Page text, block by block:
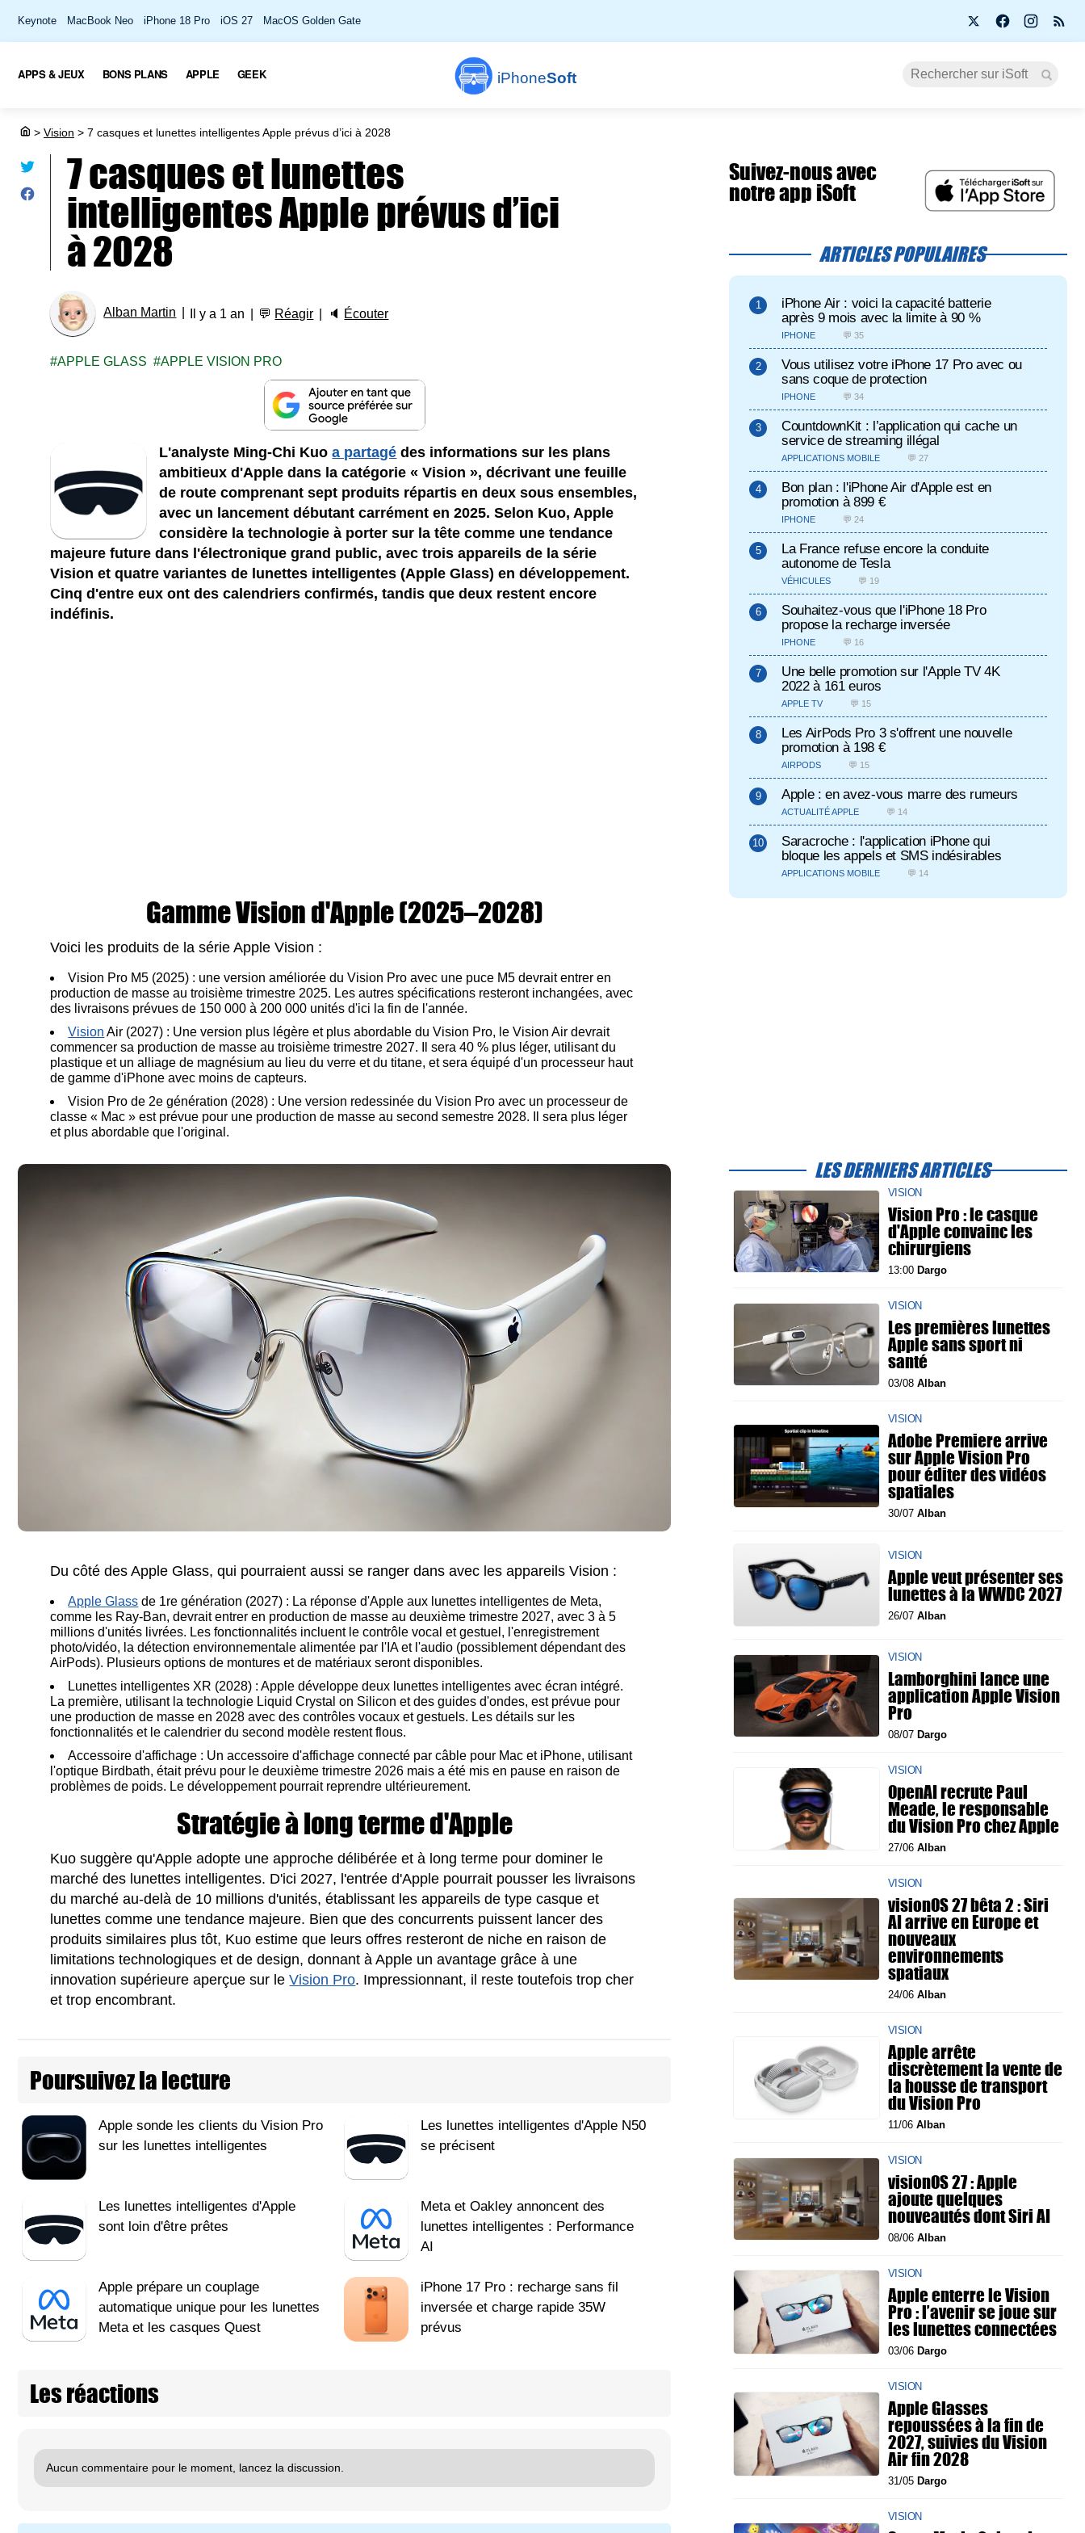
Keynote MacBook Neo iPhone 18 Pro iOS 27 MacOS Golden Gate
iPhoneSoft
APPS & JEUX BONS PLANS APPLE GEEK
> Vision > 7 casques et lunettes intelligentes Apple prévus d’ici à 2028
7 casques et lunettes
intelligentes Apple prévus d’ici
à 2028
Alban Martin Il y a 1 an 💬 Réagir 🔈 Écouter
APPLE GLASS APPLE VISION PRO
L'analyste Ming-Chi Kuoa partagé des informations sur les plans
ambitieux d'Apple dans la catégorie « Vision », décrivant une feuille
de route comprenant sept produits répartis en deux sous ensembles,
avec un lancement débutant carrément en 2025. Selon Kuo, Apple
considère la technologie à porter sur la tête comme une tendance
majeure future dans l'électronique grand public, avec trois appareils de la série
Vision et quatre variantes de lunettes intelligentes (Apple Glass) en développement.
Cinq d'entre eux ont des calendriers confirmés, tandis que deux restent encore
indéfinis.
Gamme Vision d'Apple (2025–2028)
Voici les produits de la série Apple Vision :
Vision Pro M5 (2025) : une version améliorée du Vision Pro avec une puce M5 devrait entrer en
production de masse au troisième trimestre 2025. Les autres spécifications resteront inchangées, avec
des livraisons prévues de 150 000 à 200 000 unités d'ici la fin de l'année.
Vision Air (2027) : Une version plus légère et plus abordable du Vision Pro, le Vision Air devrait
commencer sa production de masse au troisième trimestre 2027. Il sera 40 % plus léger, utilisant du
plastique et un alliage de magnésium au lieu du verre et du titane, et sera équipé d'un processeur haut
de gamme d'iPhone avec moins de capteurs.
Vision Pro de 2e génération (2028) : Une version redessinée du Vision Pro avec un processeur de
classe « Mac » est prévue pour une production de masse au second semestre 2028. Il sera plus léger
et plus abordable que l'original.
Du côté des Apple Glass, qui pourraient aussi se ranger dans avec les appareils Vision :
Apple Glass de 1re génération (2027) : La réponse d'Apple aux lunettes intelligentes de Meta,
comme les Ray-Ban, devrait entrer en production de masse au deuxième trimestre 2027, avec 3 à 5
millions d'unités livrées. Les fonctionnalités incluent le contrôle vocal et gestuel, l'enregistrement
photo/vidéo, la détection environnementale alimentée par l'IA et l'audio (possiblement dépendant des
AirPods). Plusieurs options de montures et de matériaux seront disponibles.
Lunettes intelligentes XR (2028) : Apple développe deux lunettes intelligentes avec écran intégré.
La première, utilisant la technologie Liquid Crystal on Silicon et des guides d'ondes, est prévue pour
une production de masse en 2028 avec des contrôles vocaux et gestuels. Les détails sur les
fonctionnalités et le calendrier du second modèle restent flous.
Accessoire d'affichage : Un accessoire d'affichage connecté par câble pour Mac et iPhone, utilisant
l'optique Birdbath, était prévu pour le deuxième trimestre 2026 mais a été mis en pause en raison de
problèmes de poids. Le développement pourrait reprendre ultérieurement.
Stratégie à long terme d'Apple
Kuo suggère qu'Apple adopte une approche délibérée et à long terme pour dominer le
marché des lunettes intelligentes. D'ici 2027, l'entrée d'Apple pourrait pousser les livraisons
du marché au-delà de 10 millions d'unités, établissant les appareils de type casque et
lunettes comme une tendance majeure. Bien que des concurrents puissent lancer des
produits similaires plus tôt, Kuo estime que leurs offres resteront de niche en raison de
limitations technologiques et de design, donnant à Apple un avantage grâce à une
innovation supérieure aperçue sur leVision Pro. Impressionnant, il reste toutefois trop cher
et trop encombrant.
Poursuivez la lecture
Apple sonde les clients du Vision Pro
sur les lunettes intelligentes
Les lunettes intelligentes d'Apple N50
se précisent
Les lunettes intelligentes d'Apple
sont loin d'être prêtes
Meta et Oakley annoncent des
lunettes intelligentes : Performance
AI
Apple prépare un couplage
automatique unique pour les lunettes
Meta et les casques Quest
iPhone 17 Pro : recharge sans fil
inversée et charge rapide 35W
prévus
Les réactions
Aucun commentaire pour le moment, lancez la discussion.
Suivez-nous avec
notre app iSoft
ARTICLES POPULAIRES
iPhone Air : voici la capacité batterie
après 9 mois avec la limite à 90 %
IPHONE 💬 35
Vous utilisez votre iPhone 17 Pro avec ou
sans coque de protection
IPHONE 💬 34
CountdownKit : l’application qui cache un
service de streaming illégal
APPLICATIONS MOBILE 💬 27
Bon plan : l'iPhone Air d'Apple est en
promotion à 899 €
IPHONE 💬 24
La France refuse encore la conduite
autonome de Tesla
VÉHICULES 💬 19
Souhaitez-vous que l'iPhone 18 Pro
propose la recharge inversée
IPHONE 💬 16
Une belle promotion sur l'Apple TV 4K
2022 à 161 euros
APPLE TV 💬 15
Les AirPods Pro 3 s'offrent une nouvelle
promotion à 198 €
AIRPODS 💬 15
Apple : en avez-vous marre des rumeurs
ACTUALITÉ APPLE 💬 14
Saracroche : l'application iPhone qui
bloque les appels et SMS indésirables
APPLICATIONS MOBILE 💬 14
LES DERNIERS ARTICLES
VISION
Vision Pro : le casque
d'Apple convainc les
chirurgiens
13:00 Dargo
VISION
Les premières lunettes
Apple sans sport ni
santé
03/08 Alban
VISION
Adobe Premiere arrive
sur Apple Vision Pro
pour éditer des vidéos
spatiales
30/07 Alban
VISION
Apple veut présenter ses
lunettes à la WWDC 2027
26/07 Alban
VISION
Lamborghini lance une
application Apple Vision
Pro
08/07 Dargo
VISION
OpenAI recrute Paul
Meade, le responsable
du Vision Pro chez Apple
27/06 Alban
VISION
visionOS 27 bêta 2 : Siri
AI arrive en Europe et
nouveaux
environnements
spatiaux
24/06 Alban
VISION
Apple arrête
discrètement la vente de
la housse de transport
du Vision Pro
11/06 Alban
VISION
visionOS 27 : Apple
ajoute quelques
nouveautés dont Siri AI
08/06 Alban
VISION
Apple enterre le Vision
Pro : l’avenir se joue sur
les lunettes connectées
03/06 Dargo
VISION
Apple Glasses
repoussées à la fin de
2027, suivies du Vision
Air fin 2028
31/05 Dargo
VISION